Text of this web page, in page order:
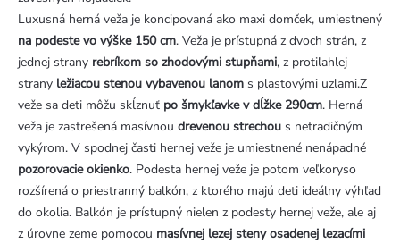
Luxusná herná veža je koncipovaná ako maxi domček, umiestnený
na podeste vo výške 150 cm. Veža je prístupná z dvoch strán, z
jednej strany rebríkom so zhodovými stupňami, z protiľahlej
strany ležiacou stenou vybavenou lanom s plastovými uzlami.Z
veže sa deti môžu skĺznuť po šmykľavke v dĺžke 290cm. Herná
veža je zastrešená masívnou drevenou strechou s netradičným
vykýrom. V spodnej časti hernej veže je umiestnené nenápadné
pozorovacie okienko. Podesta hernej veže je potom veľkoryso
rozšírená o priestranný balkón, z ktorého majú deti ideálny výhľad
do okolia. Balkón je prístupný nielen z podesty hernej veže, ale aj
z úrovne zeme pomocou masívnej lezej steny osadenej lezacími